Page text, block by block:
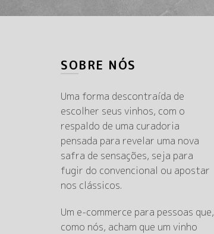
SOBRE NÓS
Uma forma descontraída de
escolher seus vinhos, com o
respaldo de uma curadoria
pensada para revelar uma nova
safra de sensações, seja para
fugir do convencional ou apostar
nos clássicos.
Um e-commerce para pessoas que,
como nós, acham que um vinho